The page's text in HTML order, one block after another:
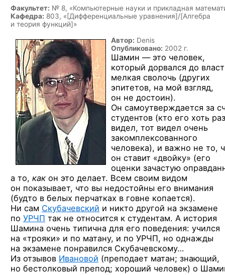
Факультет: № 8, «Компьютерные науки и прикладная
Кафедра: 803, «[Дифференциальные уравнения]/[Алгебра
и теория функций]»
Автор: Denis
Опубликовано: 2002 г.
Шамин — это человек,
который дорвался до
мелкая сволочь (других
эпитетов, на мой взгляд,
он не достоин).
Он самоутверждается за
студентов (кто его хоть раз
видел, тот видел очень
закомплексованного
человека), и важно не то,
он ставит «двойку» (его
оценки зачастую
а то, как он это делает. Всем своим видом
он показывает, что вы недостойны его внимания
(будто в белых перчатках в говне копается).
Ни сам Скубачевский и никто другой на экзамене
по УРЧП так не относится к студентам. А история
Шамина очень типична для его поведения: учился
на «трояки» и по матану, и по УРЧП, но однажды
на экзамене понравился Скубачевскому…
Из отзывов Ивановой (преподает матан; знающий,
но бестолковый препод; хороший человек) о